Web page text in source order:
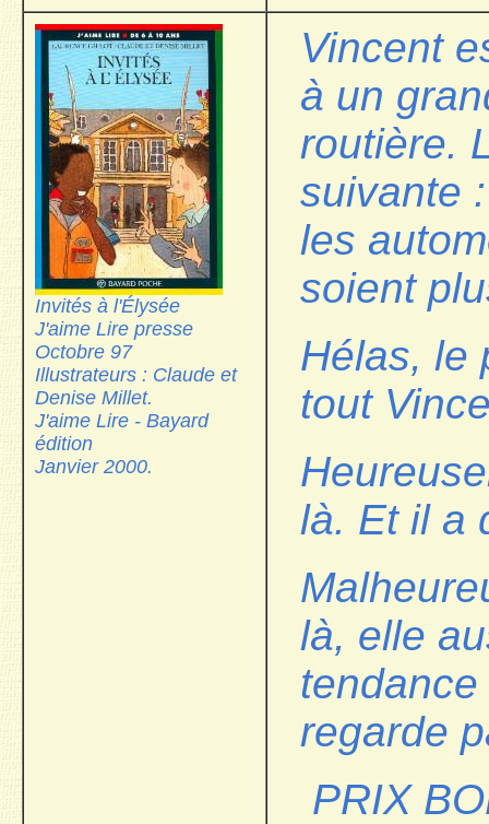
Invités à l'Élysée
J'aime Lire presse
Octobre 97
Illustrateurs : Claude et
Denise Millet.
J'aime Lire - Bayard
édition
Janvier 2000.
Vincent
à un
routière.
suivante
les
soient
Hélas, le
tout
là. Et il a
là, elle
regarde
PRIX